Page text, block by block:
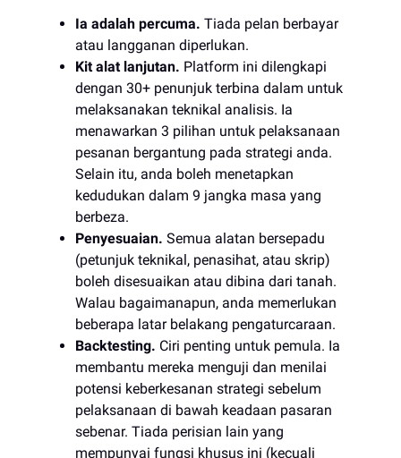
Ia adalah percuma. Tiada pelan berbayar
atau langganan diperlukan.
Kit alat lanjutan. Platform ini dilengkapi
dengan 30+ penunjuk terbina dalam untuk
melaksanakan teknikal analisis. Ia
menawarkan 3 pilihan untuk pelaksanaan
pesanan bergantung pada strategi anda.
Selain itu, anda boleh menetapkan
kedudukan dalam 9 jangka masa yang
berbeza.
Penyesuaian. Semua alatan bersepadu
(petunjuk teknikal, penasihat, atau skrip)
boleh disesuaikan atau dibina dari tanah.
Walau bagaimanapun, anda memerlukan
beberapa latar belakang pengaturcaraan.
Backtesting. Ciri penting untuk pemula. Ia
membantu mereka menguji dan menilai
potensi keberkesanan strategi sebelum
pelaksanaan di bawah keadaan pasaran
sebenar. Tiada perisian lain yang
mempunyai fungsi khusus ini (kecuali